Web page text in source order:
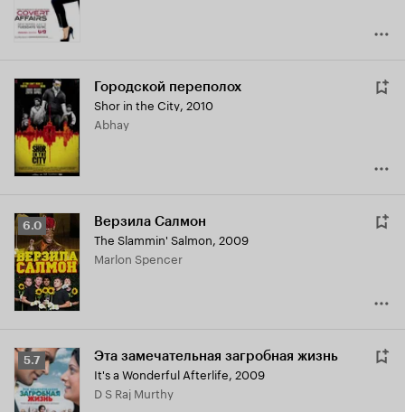
Городской переполох
Shor in the City, 2010
Abhay
Рейтинг
Кинопоиска
6.0
6.0 Верзила Салмон
The Slammin' Salmon, 2009
Marlon Spencer
Рейтинг
Кинопоиска
5.7
5.7 Эта замечательная загробная жизнь
It's a Wonderful Afterlife, 2009
D S Raj Murthy